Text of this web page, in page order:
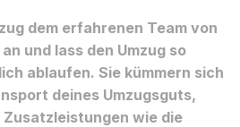
dem erfahrenen Team von
und lass den Umzug so
ablaufen. Sie kümmern sich
deines Umzugsguts,
wie die